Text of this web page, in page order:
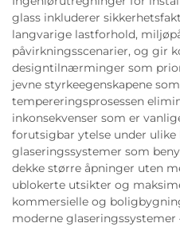
glass inkluderer
langvarige lastforhold,
påvirkningsscenarier, og gir
designtilnærminger som
jevne styrkeegenskapene
tempereringsprosessen
inkonsekvenser som er
forutsigbar ytelse under
glaseringssystemer som
dekke større åpninger uten
ublokerte utsikter og
kommersielle og
moderne